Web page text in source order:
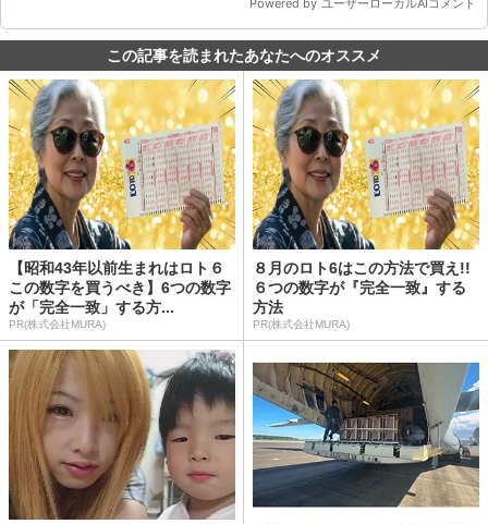
この記事を読まれたあなたへのオススメ
【昭和43年以前生まれはロト６
この数字を買うべき】6つの数字
が「完全一致」する方...
PR(株式会社MURA)
８月のロト6はこの方法で買え!!
６つの数字が『完全一致』する
方法
PR(株式会社MURA)